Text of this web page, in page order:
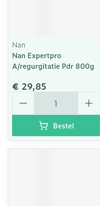
Nan
Nan Expertpro
A/regurgitatie Pdr 800g
€ 29,85
Aantal
Bestel